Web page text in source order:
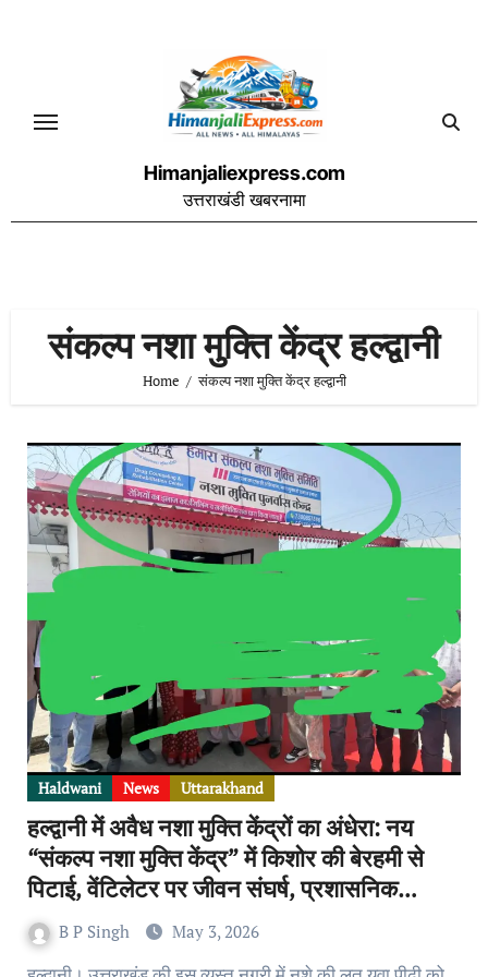
Himanjaliexpress.com
उत्तराखंडी खबरनामा
संकल्प नशा मुक्ति केंद्र हल्द्वानी
Home संकल्प नशा मुक्ति केंद्र हल्द्वानी
Haldwani News Uttarakhand
हल्द्वानी में अवैध नशा मुक्ति केंद्रों का अंधेरा: नय
“संकल्प नशा मुक्ति केंद्र” में किशोर की बेरहमी से
पिटाई, वेंटिलेटर पर जीवन संघर्ष, प्रशासनिक
लापरवाही की पोल खुली, स्थानीय विधायक ने किया
था उदघाटन
B P Singh May 3, 2026